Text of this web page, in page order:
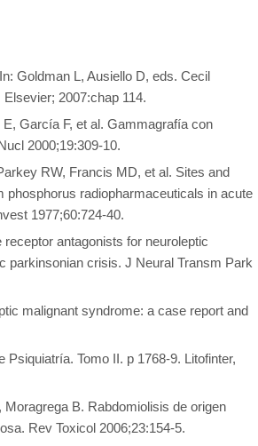
Goldman L, Ausiello D, eds. Cecil
2007:chap 114.
García F, et al. Gammagrafía con
2000;19:309-10.
RW, Francis MD, et al. Sites and
radiopharmaceuticals in acute
1977;60:724-40.
antagonists for neuroleptic
parkinsonian crisis. J Neural Transm Park
malignant syndrome: a case report and
Tomo II. p 1768-9. Litofinter,
B. Rabdomiolisis de origen
Rev Toxicol 2006;23:154-5.